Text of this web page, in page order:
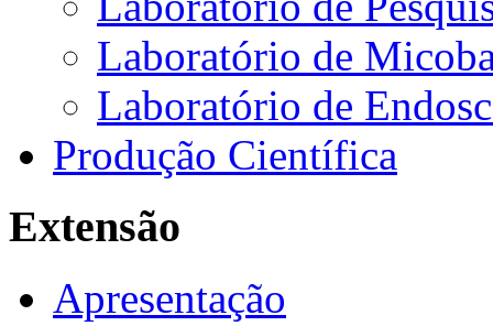
Laboratório de
Laboratório de
Produção Científica
Extensão
Apresentação